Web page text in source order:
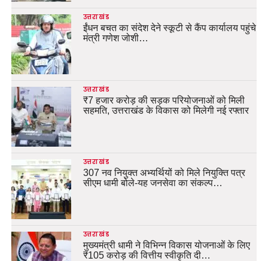
उत्तराखंड
ईंधन बचत का संदेश देने स्कूटी से कैंप कार्यालय पहुंचे
मंत्री गणेश जोशी…
उत्तराखंड
₹7 हजार करोड़ की सड़क परियोजनाओं को मिली
सहमति, उत्तराखंड के विकास को मिलेगी नई रफ्तार
उत्तराखंड
307 नव नियुक्त अभ्यर्थियों को मिले नियुक्ति पत्र
सीएम धामी बोले-यह जनसेवा का संकल्प…
उत्तराखंड
मुख्यमंत्री धामी ने विभिन्न विकास योजनाओं के लिए
₹105 करोड़ की वित्तीय स्वीकृति दी…